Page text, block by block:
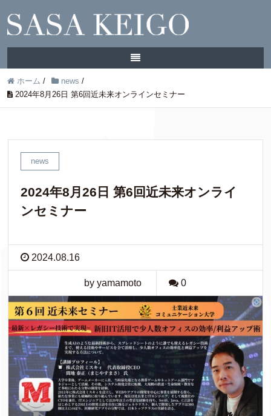
ホーム / news /
2024年8月26日 第6回近未来オンラインセミナー
news
2024年8月26日 第6回近未来オンライ
ンセミナー
2024.08.16
by yamamoto 0